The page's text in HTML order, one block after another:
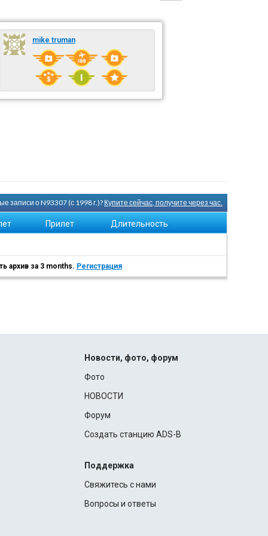
mike truman
записи о N93307 (с 1998 г.)? Купите сейчас, получите через час.
Прилет Длительность
архив за 3 months. Регистрация
Новости, фото, форум
Фото
НОВОСТИ
Форум
Создать станцию ADS-B
Поддержка
Свяжитесь с нами
Вопросы и ответы